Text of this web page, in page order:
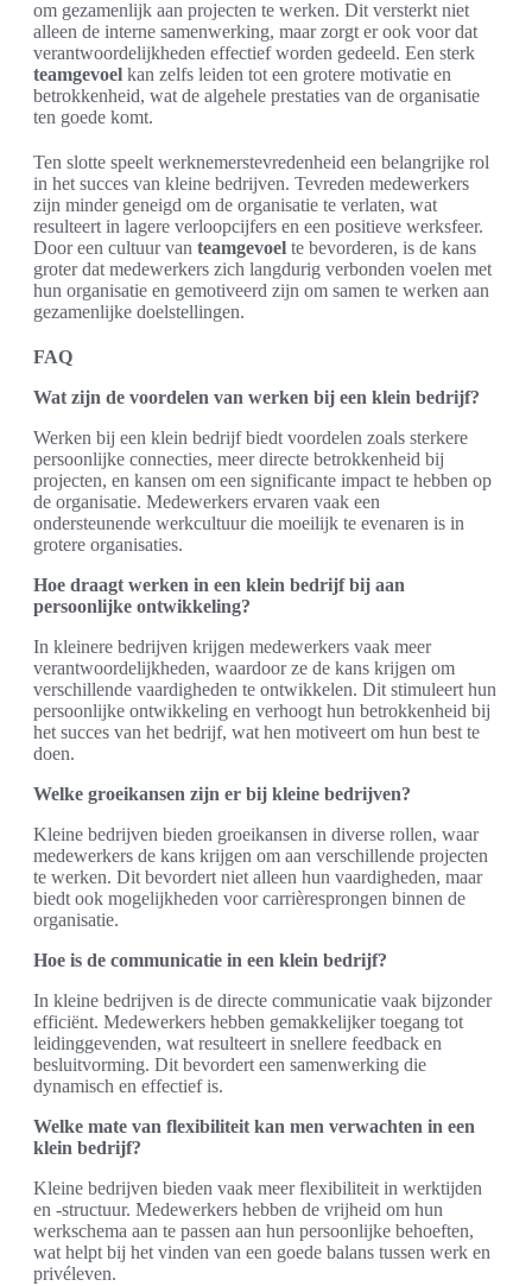
om gezamenlijk aan projecten te werken. Dit versterkt niet
alleen de interne samenwerking, maar zorgt er ook voor dat
verantwoordelijkheden effectief worden gedeeld. Een sterk
teamgevoel kan zelfs leiden tot een grotere motivatie en
betrokkenheid, wat de algehele prestaties van de organisatie
ten goede komt.
Ten slotte speelt werknemerstevredenheid een belangrijke rol
in het succes van kleine bedrijven. Tevreden medewerkers
zijn minder geneigd om de organisatie te verlaten, wat
resulteert in lagere verloopcijfers en een positieve werksfeer.
Door een cultuur van teamgevoel te bevorderen, is de kans
groter dat medewerkers zich langdurig verbonden voelen met
hun organisatie en gemotiveerd zijn om samen te werken aan
gezamenlijke doelstellingen.
FAQ
Wat zijn de voordelen van werken bij een klein bedrijf?
Werken bij een klein bedrijf biedt voordelen zoals sterkere
persoonlijke connecties, meer directe betrokkenheid bij
projecten, en kansen om een significante impact te hebben op
de organisatie. Medewerkers ervaren vaak een
ondersteunende werkcultuur die moeilijk te evenaren is in
grotere organisaties.
Hoe draagt werken in een klein bedrijf bij aan
persoonlijke ontwikkeling?
In kleinere bedrijven krijgen medewerkers vaak meer
verantwoordelijkheden, waardoor ze de kans krijgen om
verschillende vaardigheden te ontwikkelen. Dit stimuleert hun
persoonlijke ontwikkeling en verhoogt hun betrokkenheid bij
het succes van het bedrijf, wat hen motiveert om hun best te
doen.
Welke groeikansen zijn er bij kleine bedrijven?
Kleine bedrijven bieden groeikansen in diverse rollen, waar
medewerkers de kans krijgen om aan verschillende projecten
te werken. Dit bevordert niet alleen hun vaardigheden, maar
biedt ook mogelijkheden voor carrièresprongen binnen de
organisatie.
Hoe is de communicatie in een klein bedrijf?
In kleine bedrijven is de directe communicatie vaak bijzonder
efficiënt. Medewerkers hebben gemakkelijker toegang tot
leidinggevenden, wat resulteert in snellere feedback en
besluitvorming. Dit bevordert een samenwerking die
dynamisch en effectief is.
Welke mate van flexibiliteit kan men verwachten in een
klein bedrijf?
Kleine bedrijven bieden vaak meer flexibiliteit in werktijden
en -structuur. Medewerkers hebben de vrijheid om hun
werkschema aan te passen aan hun persoonlijke behoeften,
wat helpt bij het vinden van een goede balans tussen werk en
privéleven.